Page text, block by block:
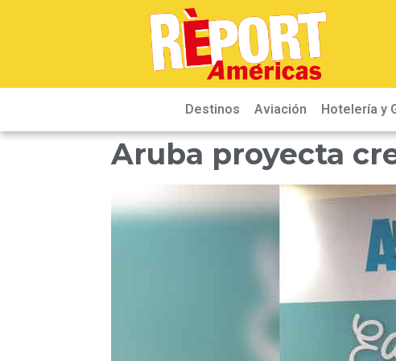
Destinos Aviación Hotelería y
Aruba proyecta